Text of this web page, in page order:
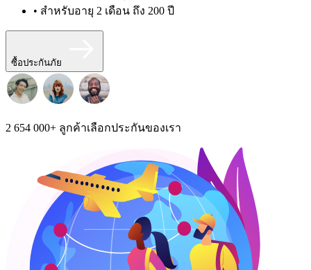
• สำหรับอายุ 2 เดือน ถึง 200 ปี
ซื้อประกันภัย
2 654 000+ ลูกค้าเลือกประกันของเรา